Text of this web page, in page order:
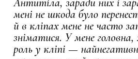
мені не шкода було
й в кліпах мене не часто
зніматися. У мене головна,
роль у кліпі —